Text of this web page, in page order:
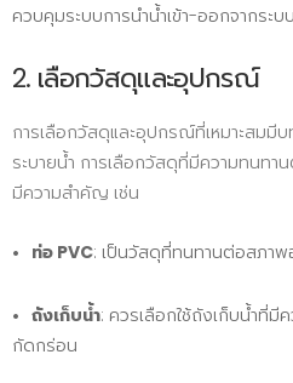
ควบคุมระบบการนำน้ำเข้า-ออกจากระบบ
2. เลือกวัสดุและอุปกรณ์
การเลือกวัสดุและอุปกรณ์ที่เหมาะสมมี
ระบายน้ำ การเลือกวัสดุที่มีความทนท
มีความสำคัญ เช่น
ท่อ PVC: เป็นวัสดุที่ทนทานต่อสภาพ
ถังเก็บน้ำ: ควรเลือกใช้ถังเก็บน้ำที่มี
กัดกร่อน